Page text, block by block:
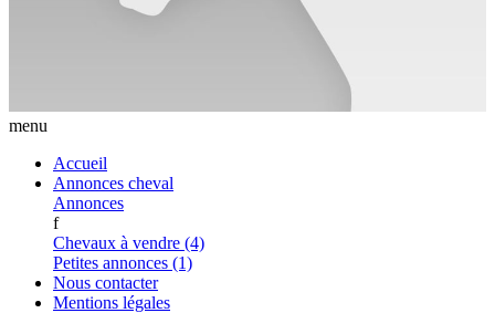
menu
Accueil
Annonces cheval
Annonces
f
Chevaux à vendre (4)
Petites annonces (1)
Nous contacter
Mentions légales